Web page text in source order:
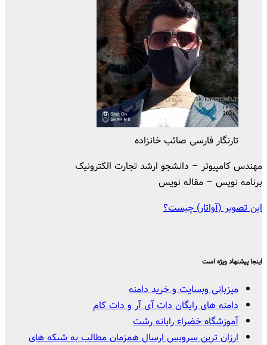
تارنگار فارسی صائب خانزاده
مهندس کامپیوتر – دانشجو ارشد تجارت الکترونیک
برنامه نویس – مقاله نویس
این تصویر (آواتار) چیست؟
اینجا پیشنهاد ویژه است
میزبانی وبسایت و خرید دامنه
دامنه های رایگان دات آی آر و دات کام
آموزشگاه خضراء رایانه رشت
ارزان ترین سرویس ارسال همزمان مطالب به شبکه های